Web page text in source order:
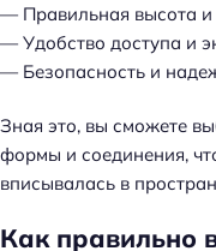
— Правильная высота
— Удобство доступа и
— Безопасность и
Зная это, вы сможете
формы и соединения,
вписывалась в
Как правильно